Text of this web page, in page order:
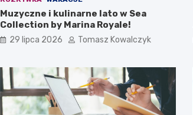
Muzyczne i kulinarne lato w Sea
Collection by Marina Royale!
29 lipca 2026 Tomasz Kowalczyk